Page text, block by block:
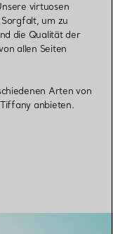
virtuosen
um zu
die Qualität der
allen Seiten
Arten von
anbieten.